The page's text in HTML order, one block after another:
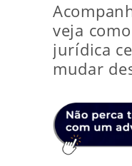
veja
jurídica
mudar